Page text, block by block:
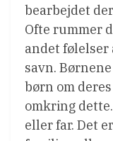
bearbejdet
Ofte rummer
andet følelser
savn.
børn om
omkring
eller far. Det